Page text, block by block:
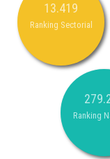
13.419
Ranking Sectorial
Ranking